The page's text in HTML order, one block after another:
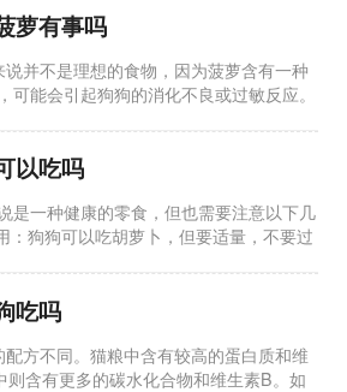
萝有事吗
并不是理想的食物，因为菠萝含有一种
可能会引起狗狗的消化不良或过敏反应。
以吃吗
是一种健康的零食，但也需要注意以下几
：狗狗可以吃胡萝卜，但要适量，不要过
吃吗
方不同。猫粮中含有较高的蛋白质和维
则含有更多的碳水化合物和维生素B。如